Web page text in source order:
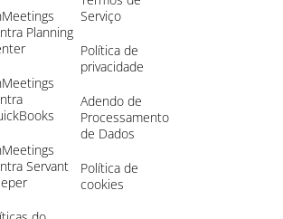
Planning
Servant
Serviço
Política de
privacidade
Adendo de
Processamento
de Dados
Política de
cookies